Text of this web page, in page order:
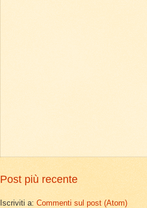
Post più recente
Iscriviti a: Commenti sul post (Atom)